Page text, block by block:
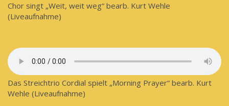
Chor singt „Weit, weit weg“ bearb. Kurt Wehle
(Liveaufnahme)
Das Streichtrio Cordial spielt „Morning Prayer“ bearb. Kurt
Wehle (Liveaufnahme)